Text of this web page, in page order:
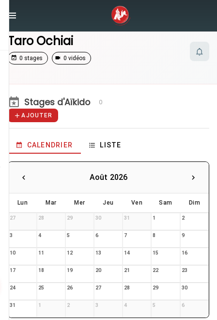
Taro Ochiai
Taro Ochiai
0 stages 0 vidéos
Stages d'Aïkido 0
AJOUTER
CALENDRIER LISTE
Août 2026
Lun Mar Mer Jeu Ven Sam Dim
27 28 29 30 31 1 2
3 4 5 6 7 8 9
10 11 12 13 14 15 16
17 18 19 20 21 22 23
24 25 26 27 28 29 30
31 1 2 3 4 5 6